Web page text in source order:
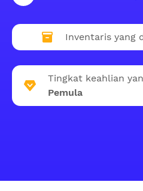
Inventaris yang
Tingkat keahlian
Pemula